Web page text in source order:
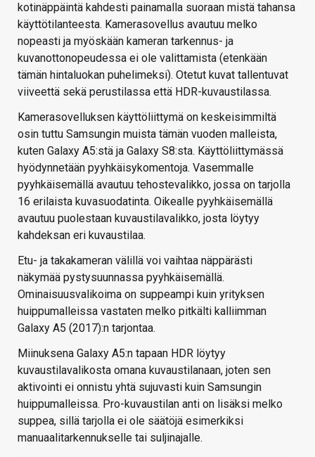
kotinäppäintä kahdesti painamalla suoraan mistä tahansa
käyttötilanteesta. Kamerasovellus avautuu melko
nopeasti ja myöskään kameran tarkennus- ja
kuvanottonopeudessa ei ole valittamista (etenkään
tämän hintaluokan puhelimeksi). Otetut kuvat tallentuvat
viiveettä sekä perustilassa että HDR-kuvaustilassa.
Kamerasovelluksen käyttöliittymä on keskeisimmiltä
osin tuttu Samsungin muista tämän vuoden malleista,
kuten Galaxy A5:stä ja Galaxy S8:sta. Käyttöliittymässä
hyödynnetään pyyhkäisykomentoja. Vasemmalle
pyyhkäisemällä avautuu tehostevalikko, jossa on tarjolla
16 erilaista kuvasuodatinta. Oikealle pyyhkäisemällä
avautuu puolestaan kuvaustilavalikko, josta löytyy
kahdeksan eri kuvaustilaa.
Etu- ja takakameran välillä voi vaihtaa näppärästi
näkymää pystysuunnassa pyyhkäisemällä.
Ominaisuusvalikoima on suppeampi kuin yrityksen
huippumalleissa vastaten melko pitkälti kalliimman
Galaxy A5 (2017):n tarjontaa.
Miinuksena Galaxy A5:n tapaan HDR löytyy
kuvaustilavalikosta omana kuvaustilanaan, joten sen
aktivointi ei onnistu yhtä sujuvasti kuin Samsungin
huippumalleissa. Pro-kuvaustilan anti on lisäksi melko
suppea, sillä tarjolla ei ole säätöjä esimerkiksi
manuaalitarkennukselle tai suljinajalle.